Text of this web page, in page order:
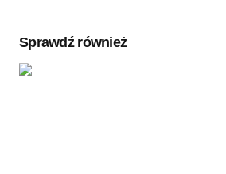
Sprawdź również